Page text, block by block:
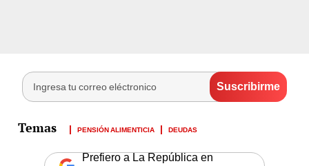
PENSIÓN ALIMENTICIA DEUDAS
Prefiero a La República en